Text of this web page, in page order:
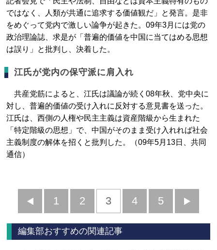
ではなく、人類が共通に追求する価値観だ」と発言。是非
をめぐって党内で激しい論争が起きた。09年3月には党の
政治理論誌、求是が「普遍的価値を中国に当てはめる思想
は誤り」と批判し、決着した。
江氏が党内の保守派に肩入れ
共産党筋によると、江氏は議論が続く08年秋、党中央に
対し、普遍的価値の受け入れに反対する意見書を送った。
江氏は、西側の人権や民主主義は資産階級から生まれた
「特定階級の思想」で、中国がそのまま受け入れれば社会
主義制度の解体を招くと批判した。（09年5月13日、共同
通信）
前
へ
1 2 3 4 5
へ
編集部おすすめの関連記事